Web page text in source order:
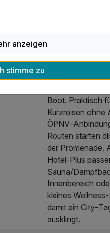
grünere Seite) ist
Boot. Praktisch
Kurzreisen ohne
Routen starten
der Promenade.
Hotel‑Plus
Sauna/
Innenbereich
kleines
damit ein
ausklingt.
anzeigen
stimme zu